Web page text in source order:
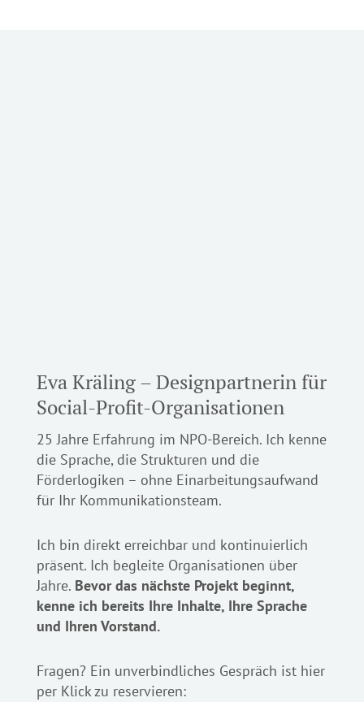
Eva Kräling – Design­partnerin für
Social-Profit-Organisationen
25 Jahre Erfahrung im NPO-Bereich. Ich kenne
die Sprache, die Strukturen und die
Förderlogiken – ohne Einarbeitungs­aufwand
für Ihr Kommunika­tionsteam.
Ich bin direkt erreichbar und kontinu­ierlich
präsent. Ich begleite Organisa­tionen über
Jahre. Bevor das nächste Projekt beginnt,
kenne ich bereits Ihre Inhalte, Ihre Sprache
und Ihren Vorstand.
Fragen? Ein unver­bindliches Gespräch ist hier
per Klick zu reservieren: